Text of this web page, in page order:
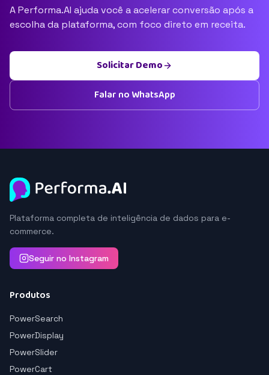
A Performa.AI ajuda você a acelerar conversão após a
escolha da plataforma, com foco direto em receita.
Solicitar Demo
Falar no WhatsApp
Plataforma completa de inteligência de dados para e-
commerce.
Seguir no Instagram
Produtos
PowerSearch
PowerDisplay
PowerSlider
PowerCart